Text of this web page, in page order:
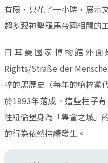
有限，只花了一小時，展示
超多跟神聖羅馬帝國相關的
日耳曼國家博物館外面
Rights/Straße der
粹的黑歷史（每年的納粹黨
於1993年落成。這些柱子
往紐倫堡身為「集會之城」
的行為依然持續發生。